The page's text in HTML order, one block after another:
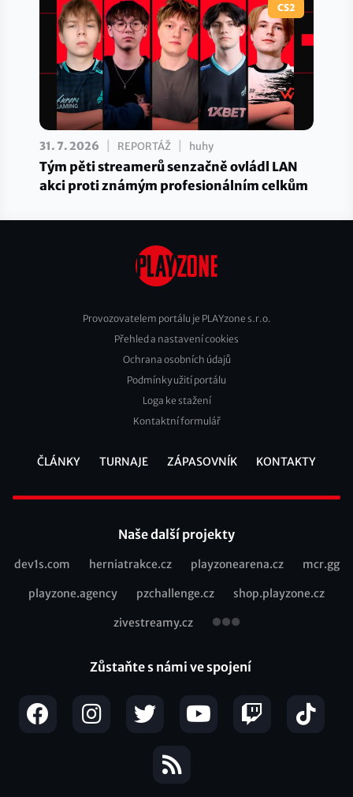
CS2
31. 7. 2026 REPORTÁŽ huhy
Tým pěti streamerů senzačně ovládl LAN
akci proti známým profesionálním celkům
Footer
Provozovatelem portálu je PLAYzone s.r.o.
Přehled a nastavení cookies
Ochrana osobních údajů
Podmínky užití portálu
Loga ke stažení
Kontaktní formulář
ČLÁNKY TURNAJE ZÁPASOVNÍK KONTAKTY
Naše další projekty
Recommended
dev1s.com herniatrakce.cz playzonearena.cz mcr.gg
playzone.agency pzchallenge.cz shop.playzone.cz
zivestreamy.cz
Zůstaňte s námi ve spojení